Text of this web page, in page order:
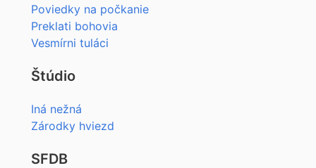
Poviedky na počkanie
Preklati bohovia
Vesmírni tuláci
Štúdio
Iná nežná
Zárodky hviezd
SFDB